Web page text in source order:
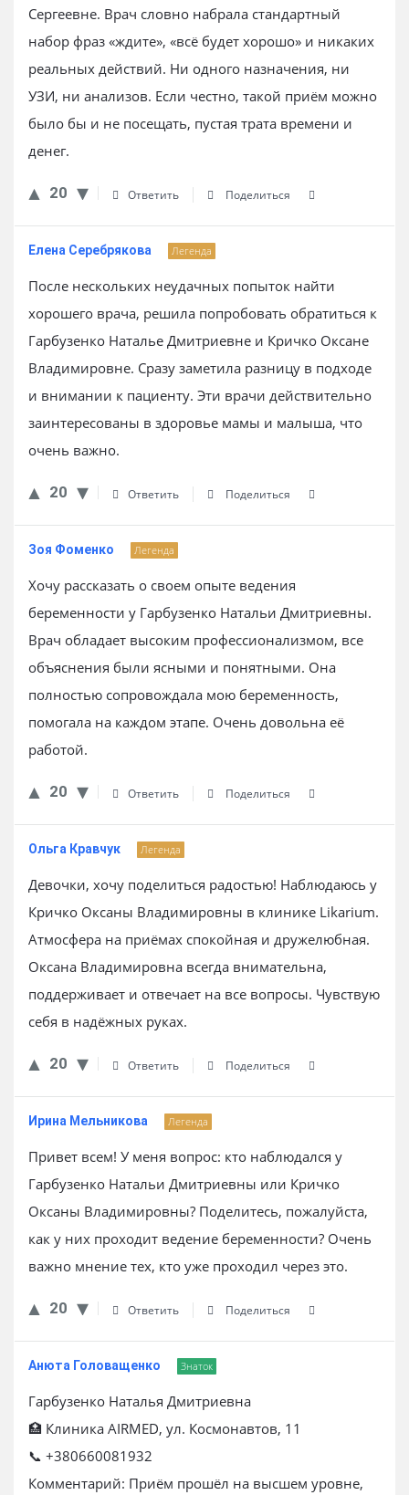
Сергеевне. Врач словно набрала стандартный
набор фраз «ждите», «всё будет хорошо» и никаких
реальных действий. Ни одного назначения, ни
УЗИ, ни анализов. Если честно, такой приём можно
было бы и не посещать, пустая трата времени и
денег.
20 Ответить Поделиться
Елена Серебрякова Легенда
После нескольких неудачных попыток найти
хорошего врача, решила попробовать обратиться к
Гарбузенко Наталье Дмитриевне и Кричко Оксане
Владимировне. Сразу заметила разницу в подходе
и внимании к пациенту. Эти врачи действительно
заинтересованы в здоровье мамы и малыша, что
очень важно.
20 Ответить Поделиться
Зоя Фоменко Легенда
Хочу рассказать о своем опыте ведения
беременности у Гарбузенко Натальи Дмитриевны.
Врач обладает высоким профессионализмом, все
объяснения были ясными и понятными. Она
полностью сопровождала мою беременность,
помогала на каждом этапе. Очень довольна её
работой.
20 Ответить Поделиться
Ольга Кравчук Легенда
Девочки, хочу поделиться радостью! Наблюдаюсь у
Кричко Оксаны Владимировны в клинике Likarium.
Атмосфера на приёмах спокойная и дружелюбная.
Оксана Владимировна всегда внимательна,
поддерживает и отвечает на все вопросы. Чувствую
себя в надёжных руках.
20 Ответить Поделиться
Ирина Мельникова Легенда
Привет всем! У меня вопрос: кто наблюдался у
Гарбузенко Натальи Дмитриевны или Кричко
Оксаны Владимировны? Поделитесь, пожалуйста,
как у них проходит ведение беременности? Очень
важно мнение тех, кто уже проходил через это.
20 Ответить Поделиться
Анюта Головащенко Знаток
Гарбузенко Наталья Дмитриевна
🏥 Клиника AIRMED, ул. Космонавтов, 11
📞 +380660081932
Комментарий: Приём прошёл на высшем уровне,